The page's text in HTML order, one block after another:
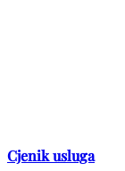
Cjenik usluga